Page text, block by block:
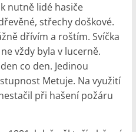
nutně lidé hasiče
střechy doškové.
dřívím a roštím. Svíčka
vždy byla v lucerně.
co den. Jedinou
Metuje. Na využití
při hašení požáru